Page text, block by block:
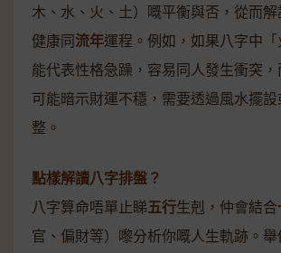
木、水、火、土）嘅平衡與否，從而解
健康同流年運程。例如，如果八字中
能代表性格急躁，容易同人發生衝突
可能暗示財運不穩，需要透過風水擺
整。
點樣解讀八字排盤？
八字算命唔單止睇五行生剋，仲會結合
官、偏財等）嚟分析你嘅人生軌跡。